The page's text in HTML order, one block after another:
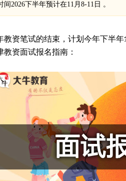
2026下半年预计在11月8-11日 。
教资笔试的结束，计划今年下半
教资面试报名指南：